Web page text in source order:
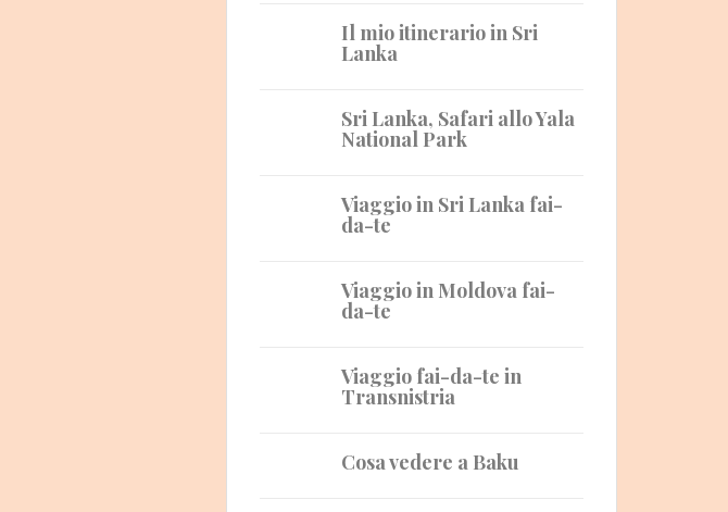
Il mio itinerario in Sri
Lanka
Sri Lanka, Safari allo Yala
National Park
Viaggio in Sri Lanka fai-
da-te
Viaggio in Moldova fai-
da-te
Viaggio fai-da-te in
Transnistria
Cosa vedere a Baku